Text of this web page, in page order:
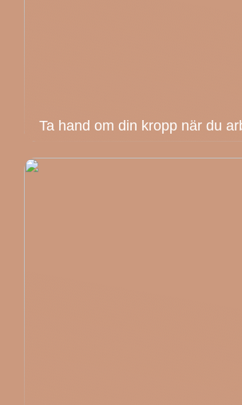
Ta hand om din kropp när du